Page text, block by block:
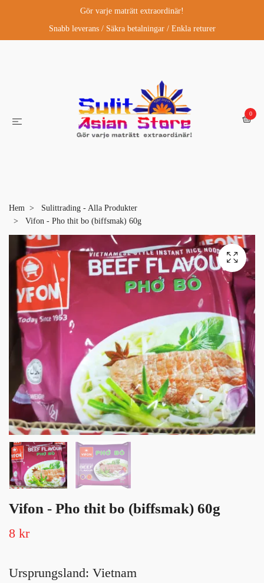
Gör varje maträtt extraordinär!
Snabb leverans / Säkra betalningar / Enkla returer
0
Hem
Sulittrading - Alla Produkter
Vifon - Pho thit bo (biffsmak) 60g
Vifon - Pho thit bo (biffsmak) 60g
8 kr
Ursprungsland: Vietnam